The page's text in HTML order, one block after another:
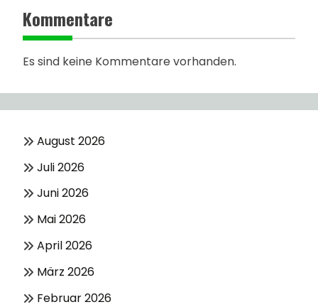
Kommentare
Es sind keine Kommentare vorhanden.
August 2026
Juli 2026
Juni 2026
Mai 2026
April 2026
März 2026
Februar 2026